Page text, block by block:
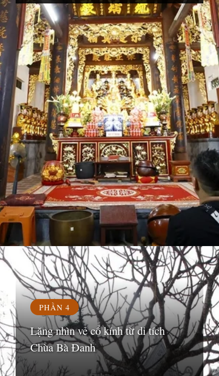
Đang mởhttps://susach.edu.vn/chua-ba-danh
PHẦN 4
Lặng nhìn vẻ cổ kính từ di tích
Chùa Bà Đanh